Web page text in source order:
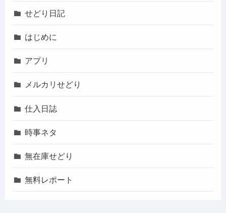
せどり日記
はじめに
アプリ
メルカリせどり
仕入日誌
時事ネタ
無在庫せどり
無料レポート